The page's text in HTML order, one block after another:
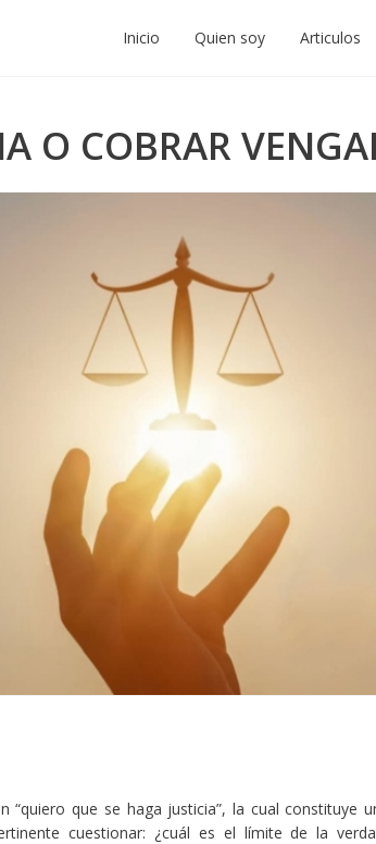
Inicio Quien soy Articulos
O COBRAR
“quiero que se haga justicia”, la cual constituye
cuestionar: ¿cuál es el límite de la